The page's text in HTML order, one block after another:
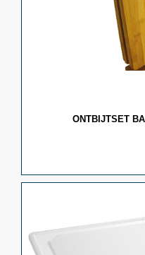
ONTBIJTSET